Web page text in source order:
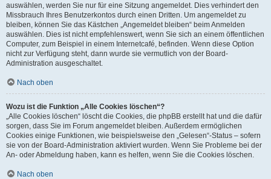
auswählen, werden Sie nur für eine Sitzung angemeldet. Dies verhindert den
Missbrauch Ihres Benutzerkontos durch einen Dritten. Um angemeldet zu
bleiben, können Sie das Kästchen „Angemeldet bleiben“ beim Anmelden
auswählen. Dies ist nicht empfehlenswert, wenn Sie sich an einem öffentlichen
Computer, zum Beispiel in einem Internetcafé, befinden. Wenn diese Option
nicht zur Verfügung steht, dann wurde sie vermutlich von der Board-
Administration ausgeschaltet.
Nach oben
Wozu ist die Funktion „Alle Cookies löschen“?
„Alle Cookies löschen“ löscht die Cookies, die phpBB erstellt hat und die dafür
sorgen, dass Sie im Forum angemeldet bleiben. Außerdem ermöglichen
Cookies einige Funktionen, wie beispielsweise den „Gelesen“-Status – sofern
sie von der Board-Administration aktiviert wurden. Wenn Sie Probleme bei der
An- oder Abmeldung haben, kann es helfen, wenn Sie die Cookies löschen.
Nach oben